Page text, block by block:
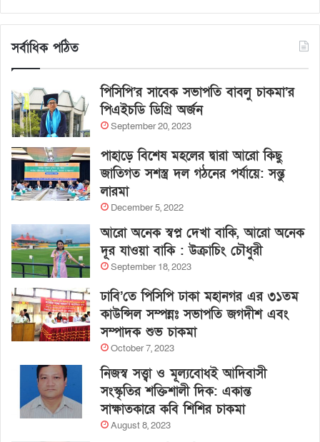
সর্বাধিক পঠিত
পিসিপি’র সাবেক সভাপতি বাবলু চাকমা’র
পিএইচডি ডিগ্রি অর্জন
September 20, 2023
পাহাড়ে বিশেষ মহলের দ্বারা আরো কিছু
জাতিগত সশস্ত্র দল গঠনের পর্যায়ে: সন্তু
লারমা
December 5, 2022
আরো অনেক স্বপ্ন দেখা বাকি, আরো অনেক
দূর যাওয়া বাকি : উক্রাচিং চৌধুরী
September 18, 2023
ঢাবি’তে পিসিপি ঢাকা মহানগর এর ৩১তম
কাউন্সিল সম্পন্নঃ সভাপতি জগদীশ এবং
সম্পাদক শুভ চাকমা
October 7, 2023
নিজস্ব সত্ত্বা ও মূল্যবোধই আদিবাসী
সংস্কৃতির শক্তিশালী দিক: একান্ত
সাক্ষাতকারে কবি শিশির চাকমা
August 8, 2023